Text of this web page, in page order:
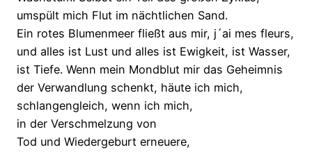
umspült mich Flut im nächtlichen Sand.
Ein rotes Blumenmeer fließt aus mir, j´ai mes fleurs,
und alles ist Lust und alles ist Ewigkeit, ist Wasser,
ist Tiefe. Wenn mein Mondblut mir das Geheimnis
der Verwandlung schenkt, häute ich mich,
schlangengleich, wenn ich mich,
in der Verschmelzung von
Tod und Wiedergeburt erneuere,